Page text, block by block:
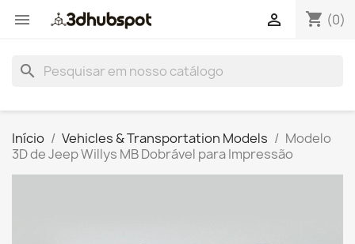
 shopping_cart (0)

search
Início Vehicles & Transportation Models
Modelo
3D de Jeep Willys MB Dobrável para Impressão